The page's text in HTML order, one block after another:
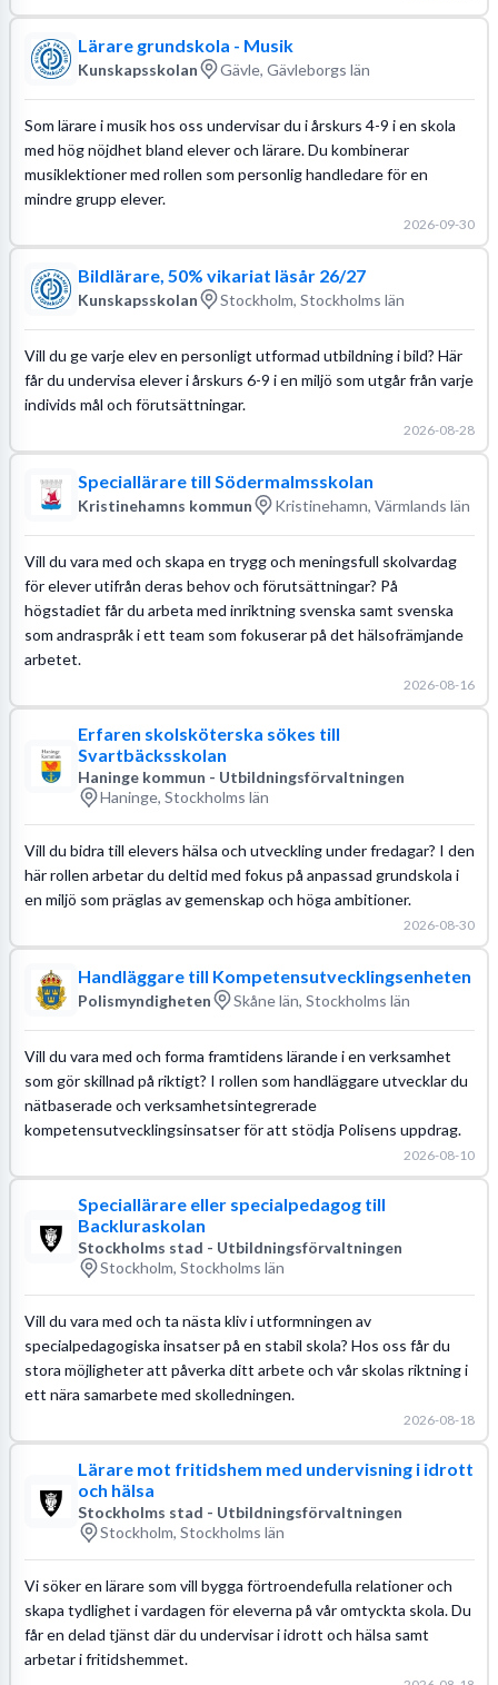
Lärare grundskola - Musik
Kunskapsskolan Gävle, Gävleborgs län
Som lärare i musik hos oss undervisar du i årskurs 4-9 i en skola
med hög nöjdhet bland elever och lärare. Du kombinerar
musiklektioner med rollen som personlig handledare för en
mindre grupp elever.
2026-09-30
Bildlärare, 50% vikariat läsår 26/27
Kunskapsskolan Stockholm, Stockholms län
Vill du ge varje elev en personligt utformad utbildning i bild? Här
får du undervisa elever i årskurs 6-9 i en miljö som utgår från varje
individs mål och förutsättningar.
2026-08-28
Speciallärare till Södermalmsskolan
Kristinehamns kommun Kristinehamn, Värmlands län
Vill du vara med och skapa en trygg och meningsfull skolvardag
för elever utifrån deras behov och förutsättningar? På
högstadiet får du arbeta med inriktning svenska samt svenska
som andraspråk i ett team som fokuserar på det hälsofrämjande
arbetet.
2026-08-16
Erfaren skolsköterska sökes till
Svartbäcksskolan
Haninge kommun - Utbildningsförvaltningen
Haninge, Stockholms län
Vill du bidra till elevers hälsa och utveckling under fredagar? I den
här rollen arbetar du deltid med fokus på anpassad grundskola i
en miljö som präglas av gemenskap och höga ambitioner.
2026-08-30
Handläggare till Kompetensutvecklingsenheten
Polismyndigheten Skåne län, Stockholms län
Vill du vara med och forma framtidens lärande i en verksamhet
som gör skillnad på riktigt? I rollen som handläggare utvecklar du
nätbaserade och verksamhetsintegrerade
kompetensutvecklingsinsatser för att stödja Polisens uppdrag.
2026-08-10
Speciallärare eller specialpedagog till
Backluraskolan
Stockholms stad - Utbildningsförvaltningen
Stockholm, Stockholms län
Vill du vara med och ta nästa kliv i utformningen av
specialpedagogiska insatser på en stabil skola? Hos oss får du
stora möjligheter att påverka ditt arbete och vår skolas riktning i
ett nära samarbete med skolledningen.
2026-08-18
Lärare mot fritidshem med undervisning i idrott
och hälsa
Stockholms stad - Utbildningsförvaltningen
Stockholm, Stockholms län
Vi söker en lärare som vill bygga förtroendefulla relationer och
skapa tydlighet i vardagen för eleverna på vår omtyckta skola. Du
får en delad tjänst där du undervisar i idrott och hälsa samt
arbetar i fritidshemmet.